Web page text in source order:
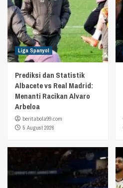
Liga Spanyol
Prediksi dan Statistik
Albacete vs Real Madrid:
Menanti Racikan Alvaro
Arbeloa
beritabola99.com
5 August 2026